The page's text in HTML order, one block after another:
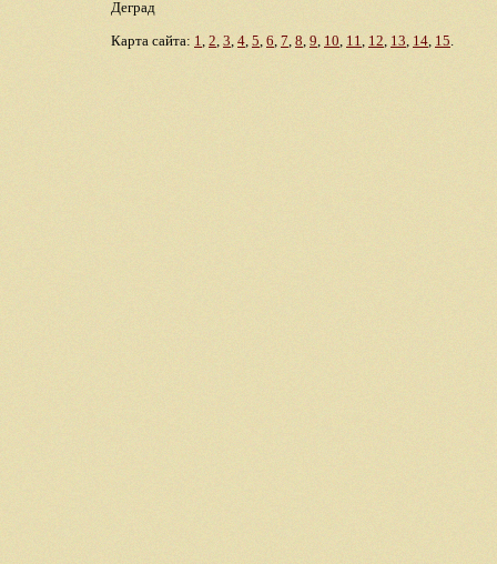
Деград
Карта сайта: 1, 2, 3, 4, 5, 6, 7, 8, 9, 10, 11, 12, 13, 14, 15.